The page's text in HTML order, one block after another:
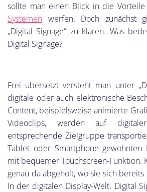
sollte man einen Blick in die Vorteile
Systemen werfen. Doch zunächst
„Digital Signage“ zu klären. Was
Digital Signage?
Frei übersetzt versteht man unter
digitale oder auch elektronische
Content, beispielsweise animierte
Videoclips, werden auf
entsprechende Zielgruppe
Tablet oder Smartphone gewohnten
mit bequemer Touchscreen-Funktion.
genau da abgeholt, wo sie sich bereits
In der digitalen Display-Welt. Digital